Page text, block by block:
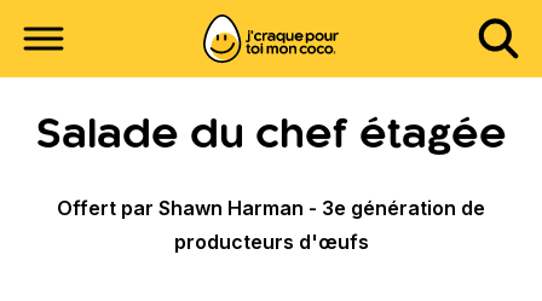
Salade du chef étagée
Offert par Shawn Harman - 3e génération de
producteurs d'œufs